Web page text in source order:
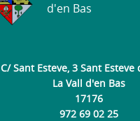
C/ Sant Esteve, 3 Sant Esteve
La Vall d'en Bas
17176
972 69 02 25
d'en Bas